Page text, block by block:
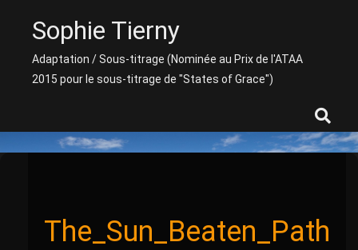
Sophie Tierny
Adaptation / Sous-titrage (Nominée au Prix de l'ATAA
2015 pour le sous-titrage de "States of Grace")
The_Sun_Beaten_Path